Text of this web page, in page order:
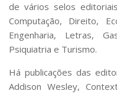
de vários selos
Computação, Direito,
Engenharia, Letras,
Psiquiatria e Turismo.
Há publicações das
Addison Wesley,